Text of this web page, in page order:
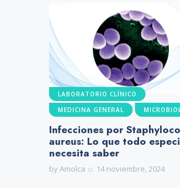
LABORATORIO CLÍNICO
MEDICINA GENERAL
Infecciones por
aureus: Lo que todo
necesita saber
byAmolca 14 noviembre, 2024